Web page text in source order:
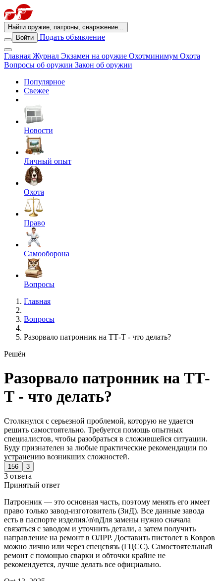
Найти оружие, патроны, снаряжение...
Войти
Подать объявление
Главная Журнал Экзамен на оружие Охотминимум Охота
Вопросы об оружии Закон об оружии
Популярное
Свежее
Новости
Личный опыт
Охота
Право
Самооборона
Вопросы
Главная
Вопросы
Разорвало патронник на ТТ-Т - что делать?
Решён
Разорвало патронник на ТТ-
Т - что делать?
Столкнулся с серьезной проблемой, которую не удается
решить самостоятельно. Требуется помощь опытных
специалистов, чтобы разобраться в сложившейся ситуации.
Буду признателен за любые практические рекомендации по
устранению возникших сложностей.
156 3
3 ответа
Принятый ответ
Патронник — это основная часть, поэтому менять его имеет
право только завод-изготовитель (ЗиД). Все данные завода
есть в паспорте изделия.\n\nДля замены нужно сначала
связаться с заводом и уточнить детали, а затем получить
направление на ремонт в ОЛРР. Доставить пистолет в Ковров
можно лично или через спецсвязь (ГЦСС). Самостоятельный
ремонт с помощью сварки и обточки крайне не
рекомендуется, лучше делать все официально.